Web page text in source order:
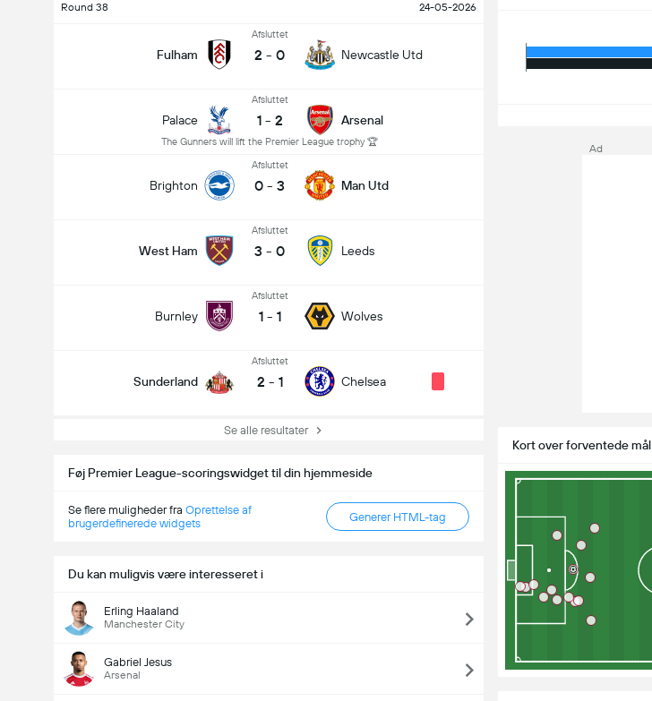
Round 38 24-05-2026
Fulham
Afsluttet
2 - 0 Newcastle Utd
Palace
Afsluttet
1 - 2
The Gunners will lift the Premier League trophy 🏆
Arsenal
Brighton
Afsluttet
0 - 3 Man Utd
West Ham
Afsluttet
3 - 0 Leeds
Burnley
Afsluttet
1 - 1 Wolves
Sunderland
Afsluttet
2 - 1 Chelsea
Se alle resultater
Føj Premier League-scoringswidget til din hjemmeside
Se flere muligheder fra Oprettelse af
brugerdefinerede widgets
Generer HTML-tag
Du kan muligvis være interesseret i
Erling Haaland
Manchester City
Gabriel Jesus
Arsenal
Kort over forventede mål
Ad